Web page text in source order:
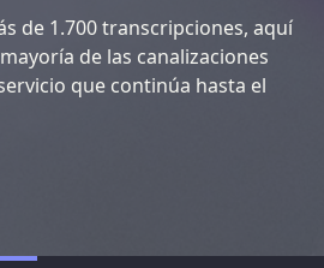
de 1.700 transcripciones, aquí
de las canalizaciones
que continúa hasta el